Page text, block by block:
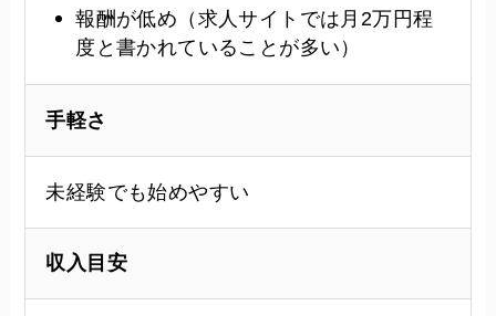
報酬が低め（求人サイトでは月2万円程
度と書かれていることが多い）
手軽さ
未経験でも始めやすい
収入目安